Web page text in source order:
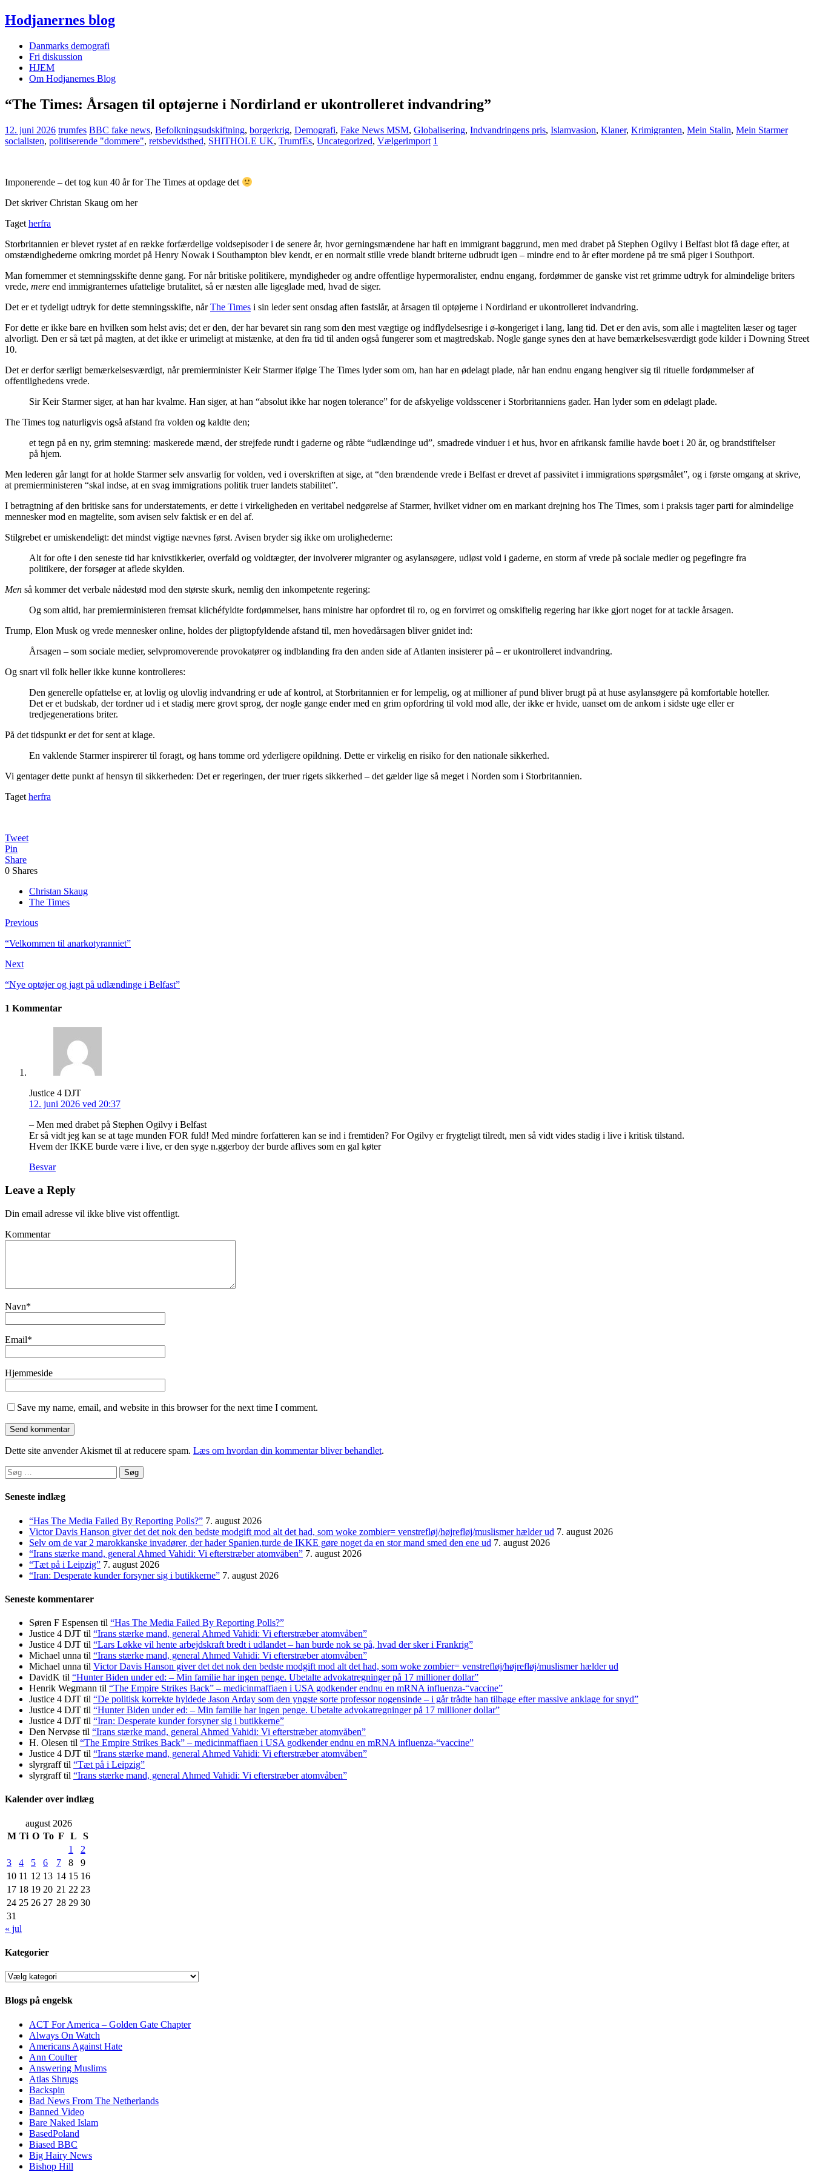
Hodjanernes blog
Danmarks demografi
Fri diskussion
HJEM
Om Hodjanernes Blog
“The Times: Årsagen til optøjerne i Nordirland er ukontrolleret indvandring”
12. juni 2026 trumfes BBC fake news, Befolkningsudskiftning, borgerkrig, Demografi, Fake News MSM, Globalisering, Indvandringens pris, Islamvasion, Klaner, Krimigranten, Mein Stalin, Mein Starmer
socialisten, politiserende "dommere", retsbevidsthed, SHITHOLE UK, TrumfEs, Uncategorized, Vælgerimport 1
Imponerende – det tog kun 40 år for The Times at opdage det
Det skriver Christan Skaug om her
Taget herfra
Storbritannien er blevet rystet af en række forfærdelige voldsepisoder i de senere år, hvor gerningsmændene har haft en immigrant baggrund, men med drabet på Stephen Ogilvy i Belfast blot få dage efter, at
omstændighederne omkring mordet på Henry Nowak i Southampton blev kendt, er en normalt stille vrede blandt briterne udbrudt igen – mindre end to år efter mordene på tre små piger i Southport.
Man fornemmer et stemningsskifte denne gang. For når britiske politikere, myndigheder og andre offentlige hypermoralister, endnu engang, fordømmer de ganske vist ret grimme udtryk for almindelige briters
vrede, mere end immigranternes ufattelige brutalitet, så er næsten alle ligeglade med, hvad de siger.
Det er et tydeligt udtryk for dette stemningsskifte, nårThe Times i sin leder sent onsdag aften fastslår, at årsagen til optøjerne i Nordirland er ukontrolleret indvandring.
For dette er ikke bare en hvilken som helst avis; det er den, der har bevaret sin rang som den mest vægtige og indflydelsesrige i ø-kongeriget i lang, lang tid. Det er den avis, som alle i magteliten læser og tager
alvorligt. Den er så tæt på magten, at det ikke er urimeligt at mistænke, at den fra tid til anden også fungerer som et magtredskab. Nogle gange synes den at have bemærkelsesværdigt gode kilder i Downing Street
10.
Det er derfor særligt bemærkelsesværdigt, når premierminister Keir Starmer ifølge The Times lyder som om, han har en ødelagt plade, når han endnu engang hengiver sig til rituelle fordømmelser af
offentlighedens vrede.
Sir Keir Starmer siger, at han har kvalme. Han siger, at han “absolut ikke har nogen tolerance” for de afskyelige voldsscener i Storbritanniens gader. Han lyder som en ødelagt plade.
The Times tog naturligvis også afstand fra volden og kaldte den;
et tegn på en ny, grim stemning: maskerede mænd, der strejfede rundt i gaderne og råbte “udlændinge ud”, smadrede vinduer i et hus, hvor en afrikansk familie havde boet i 20 år, og brandstiftelser
på hjem.
Men lederen går langt for at holde Starmer selv ansvarlig for volden, ved i overskriften at sige, at “den brændende vrede i Belfast er drevet af passivitet i immigrations spørgsmålet”, og i første omgang at skrive,
at premierministeren “skal indse, at en svag immigrations politik truer landets stabilitet”.
I betragtning af den britiske sans for understatements, er dette i virkeligheden en veritabel nedgørelse af Starmer, hvilket vidner om en markant drejning hos The Times, som i praksis tager parti for almindelige
mennesker mod en magtelite, som avisen selv faktisk er en del af.
Stilgrebet er umiskendeligt: ​​det mindst vigtige nævnes først. Avisen bryder sig ikke om urolighederne:
Alt for ofte i den seneste tid har knivstikkerier, overfald og voldtægter, der involverer migranter og asylansøgere, udløst vold i gaderne, en storm af vrede på sociale medier og pegefingre fra
politikere, der forsøger at aflede skylden.
Men så kommer det verbale nådestød mod den største skurk, nemlig den inkompetente regering:
Og som altid, har premierministeren fremsat klichéfyldte fordømmelser, hans ministre har opfordret til ro, og en forvirret og omskiftelig regering har ikke gjort noget for at tackle årsagen.
Trump, Elon Musk og vrede mennesker online, holdes der pligtopfyldende afstand til, men hovedårsagen bliver gnidet ind:
Årsagen – som sociale medier, selvpromoverende provokatører og indblanding fra den anden side af Atlanten insisterer på – er ukontrolleret indvandring.
Og snart vil folk heller ikke kunne kontrolleres:
Den generelle opfattelse er, at lovlig og ulovlig indvandring er ude af kontrol, at Storbritannien er for lempelig, og at millioner af pund bliver brugt på at huse asylansøgere på komfortable hoteller.
Det er et budskab, der tordner ud i et stadig mere grovt sprog, der nogle gange ender med en grim opfordring til vold mod alle, der ikke er hvide, uanset om de ankom i sidste uge eller er
tredjegenerations briter.
På det tidspunkt er det for sent at klage.
En vaklende Starmer inspirerer til foragt, og hans tomme ord yderligere opildning. Dette er virkelig en risiko for den nationale sikkerhed.
Vi gentager dette punkt af hensyn til sikkerheden: Det er regeringen, der truer rigets sikkerhed – det gælder lige så meget i Norden som i Storbritannien.
Taget herfra
Tweet
Pin
Share
0 Shares
Christan Skaug
The Times
Previous
“Velkommen til anarkotyranniet”
Next
“Nye optøjer og jagt på udlændinge i Belfast”
1 Kommentar
Justice 4 DJT
12. juni 2026 ved 20:37
– Men med drabet på Stephen Ogilvy i Belfast
Er så vidt jeg kan se at tage munden FOR fuld! Med mindre forfatteren kan se ind i fremtiden? For Ogilvy er frygteligt tilredt, men så vidt vides stadig i live i kritisk tilstand.
Hvem der IKKE burde være i live, er den syge n.ggerboy der burde aflives som en gal køter
Besvar
Leave a Reply
Din email adresse vil ikke blive vist offentligt.
Kommentar
Navn*
Email*
Hjemmeside
Save my name, email, and website in this browser for the next time I comment.
Dette site anvender Akismet til at reducere spam. Læs om hvordan din kommentar bliver behandlet.
Søg
efter:
Seneste indlæg
“Has The Media Failed By Reporting Polls?” 7. august 2026
Victor Davis Hanson giver det det nok den bedste modgift mod alt det had, som woke zombier= venstrefløj/højrefløj/muslismer hælder ud 7. august 2026
Selv om de var 2 marokkanske invadører, der hader Spanien,turde de IKKE gøre noget da en stor mand smed den ene ud 7. august 2026
“Irans stærke mand, general Ahmed Vahidi: Vi efterstræber atomvåben” 7. august 2026
“Tæt på i Leipzig” 7. august 2026
“Iran: Desperate kunder forsyner sig i butikkerne” 7. august 2026
Seneste kommentarer
Søren F Espensen til “Has The Media Failed By Reporting Polls?”
Justice 4 DJT til “Irans stærke mand, general Ahmed Vahidi: Vi efterstræber atomvåben”
Justice 4 DJT til “Lars Løkke vil hente arbejdskraft bredt i udlandet – han burde nok se på, hvad der sker i Frankrig”
Michael unna til “Irans stærke mand, general Ahmed Vahidi: Vi efterstræber atomvåben”
Michael unna til Victor Davis Hanson giver det det nok den bedste modgift mod alt det had, som woke zombier= venstrefløj/højrefløj/muslismer hælder ud
DavidK til “Hunter Biden under ed: – Min familie har ingen penge. Ubetalte advokat­regninger på 17 millioner dollar”
Henrik Wegmann til “The Empire Strikes Back” – medicinmaffiaen i USA godkender endnu en mRNA influenza-“vaccine”
Justice 4 DJT til “De politisk korrekte hyldede Jason Arday som den yngste sorte professor nogensinde – i går trådte han tilbage efter massive anklage for snyd”
Justice 4 DJT til “Hunter Biden under ed: – Min familie har ingen penge. Ubetalte advokat­regninger på 17 millioner dollar”
Justice 4 DJT til “Iran: Desperate kunder forsyner sig i butikkerne”
Den Nervøse til “Irans stærke mand, general Ahmed Vahidi: Vi efterstræber atomvåben”
H. Olesen til “The Empire Strikes Back” – medicinmaffiaen i USA godkender endnu en mRNA influenza-“vaccine”
Justice 4 DJT til “Irans stærke mand, general Ahmed Vahidi: Vi efterstræber atomvåben”
slyrgrafftil “Tæt på i Leipzig”
slyrgrafftil “Irans stærke mand, general Ahmed Vahidi: Vi efterstræber atomvåben”
Kalender over indlæg
august 2026
M Ti O To F L
S
1
2
3
4 5 6 7 8
9
10 11 12 13 14 15 16
17 18 19 20 21 22 23
24 25 26 27 28 29 30
31
« jul
Kategorier
Kategorier
Blogs på engelsk
ACT For America – Golden Gate Chapter
Always On Watch
Americans Against Hate
Ann Coulter
Answering Muslims
Atlas Shrugs
Backspin
Bad News From The Netherlands
Banned Video
Bare Naked Islam
BasedPoland
Biased BBC
Big Hairy News
Bishop Hill